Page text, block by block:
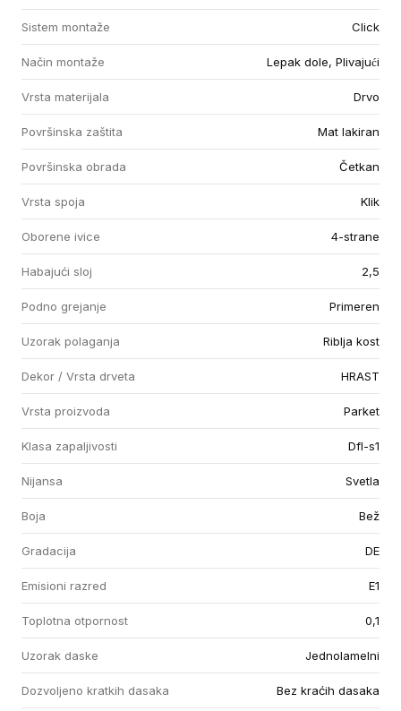
Sistem montaže Click
Način montaže Lepak dole, Plivajući
Vrsta materijala Drvo
Površinska zaštita Mat lakiran
Površinska obrada Četkan
Vrsta spoja Klik
Oborene ivice 4-strane
Habajući sloj 2,5
Podno grejanje Primeren
Uzorak polaganja Riblja kost
Dekor / Vrsta drveta HRAST
Vrsta proizvoda Parket
Klasa zapaljivosti Dfl-s1
Nijansa Svetla
Boja Bež
Gradacija DE
Emisioni razred E1
Toplotna otpornost 0,1
Uzorak daske Jednolamelni
Dozvoljeno kratkih dasaka Bez kraćih dasaka